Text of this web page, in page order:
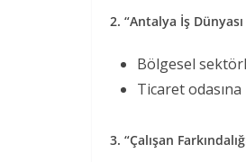
2. “Antalya İş
Bölgesel
Ticaret
3. “Çalışan